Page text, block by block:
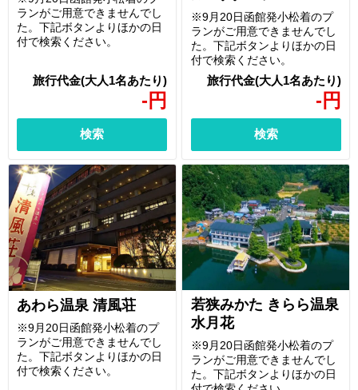
- 円
ランがご用意できませんでし
た。下記ボタンよりほかの日
付で検索ください。
検索
- 円
※9月20日函館発小松着のプ
ランがご用意できませんでし
た。下記ボタンよりほかの日
付で検索ください。
検索
あわら温泉 清風荘
※9月20日函館発小松着のプ
ランがご用意できませんでし
た。下記ボタンよりほかの日
付で検索ください。
若狭みかた きらら温泉
水月花
※9月20日函館発小松着のプ
ランがご用意できませんでし
た。下記ボタンよりほかの日